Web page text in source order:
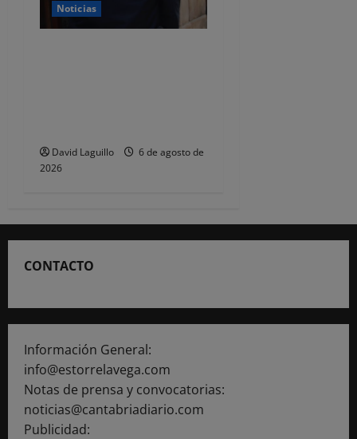
Noticias
David Laguillo
6 de agosto de
2026
CONTACTO
Información General:
info@estorrelavega.com
Notas de prensa y convocatorias:
noticias@cantabriadiario.com
Publicidad: